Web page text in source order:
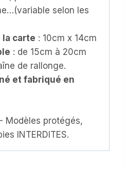
selon les
la carte : 10cm x 14cm
: de 15cm à 20cm
de rallonge.
et fabriqué en
Modèles protégés,
INTERDITES.